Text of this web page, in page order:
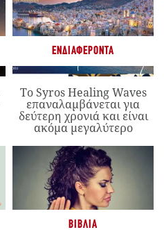
ΕΝΔΙΑΦΈΡΟΝΤΑ
Το Syros Healing Waves
επαναλαμβάνεται για
δεύτερη χρονιά και είναι
ακόμα μεγαλύτερο
ΒΙΒΛΊΑ